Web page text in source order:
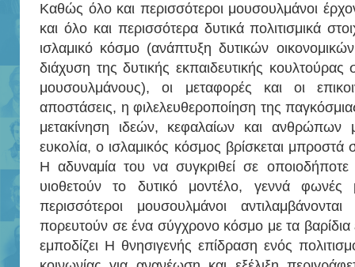
Καθώς όλο και περισσότεροι μουσουλμάνοι
και όλο και περισσότερα δυτικά πολιτισμικά
ισλαμικό κόσμο (ανάπτυξη δυτικών
διάχυση της δυτικής εκπαιδευτικής
μουσουλμάνους), οι μεταφορές και οι
αποστάσεις, η φιλελευθεροποίηση της
μετακίνηση ιδεών, κεφαλαίων και ανθρώπων
ευκολία, ο ισλαμικός κόσμος βρίσκεται μπροστά
Η αδυναμία του να συγκριθεί σε
υιοθετούν το δυτικό μοντέλο, γεννά φωνές
περισσότεροι μουσουλμάνοι
πορευτούν σε ένα σύγχρονο κόσμο με τα βαρίδια
εμποδίζει Η θνησιγενής επίδραση ενός